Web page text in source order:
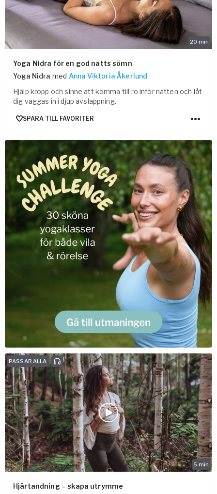
20 min
Yoga Nidra för en god natts sömn
Yoga Nidra med Anna Viktoria Åkerlund
Hjälp kropp och sinne att komma till ro inför natten och låt
dig vaggas in i djup avslappning.
SPARA TILL FAVORITER
5 min
PASSAR ALLA
Hjärtandning – skapa utrymme